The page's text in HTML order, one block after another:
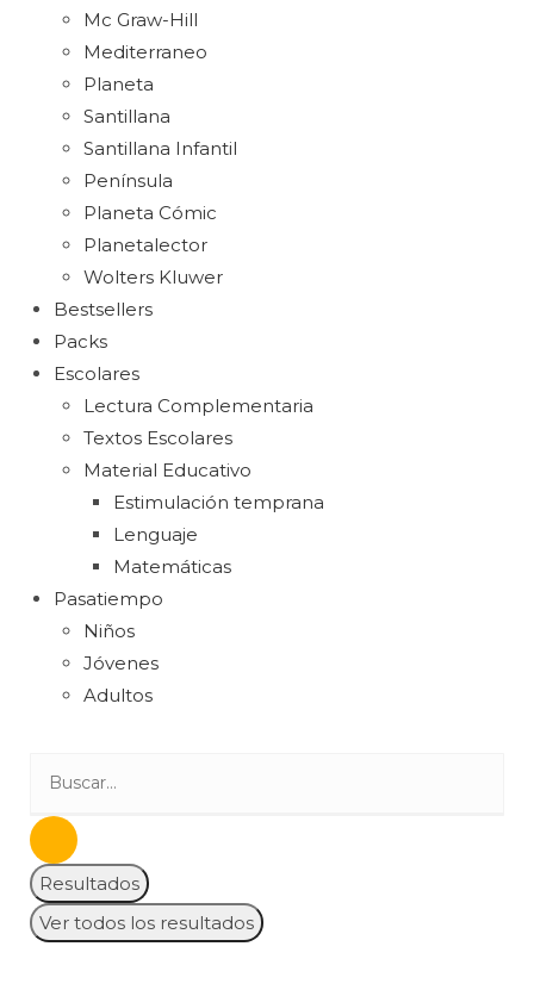
Mc Graw-Hill
Mediterraneo
Planeta
Santillana
Santillana Infantil
Península
Planeta Cómic
Planetalector
Wolters Kluwer
Bestsellers
Packs
Escolares
Lectura Complementaria
Textos Escolares
Material Educativo
Estimulación temprana
Lenguaje
Matemáticas
Pasatiempo
Niños
Jóvenes
Adultos
Resultados
Ver todos los resultados